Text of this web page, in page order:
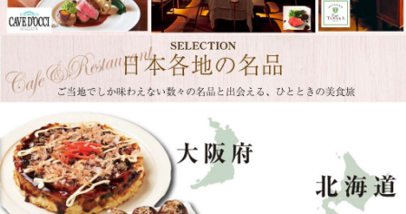
日本各地の名品が選べるご当地グルメカタログ。北海道の海鮮、大阪の粉もの、